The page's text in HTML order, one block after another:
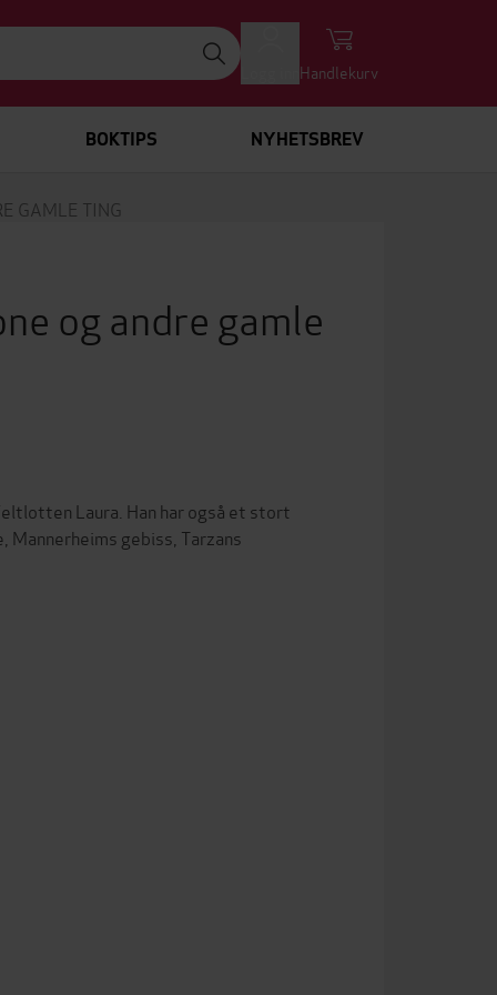
Handlekurv
BOKTIPS NYHETSBREV
GAMLE TING
og andre gamle
Laura. Han har også et stort
gebiss, Tarzans